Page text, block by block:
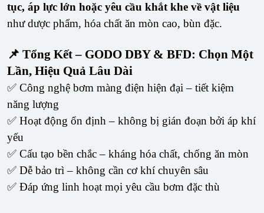
tục, áp lực lớn hoặc yêu cầu khắt khe về vật liệu
như dược phẩm, hóa chất ăn mòn cao, bùn đặc.
📌 Tổng Kết – GODO DBY & BFD: Chọn Một
Lần, Hiệu Quả Lâu Dài
✅ Công nghệ bơm màng điện hiện đại – tiết kiệm
năng lượng
✅ Hoạt động ổn định – không bị gián đoạn bởi áp khí
yếu
✅ Cấu tạo bền chắc – kháng hóa chất, chống ăn mòn
✅ Dễ bảo trì – không cần cơ khí chuyên sâu
✅ Đáp ứng linh hoạt mọi yêu cầu bơm đặc thù